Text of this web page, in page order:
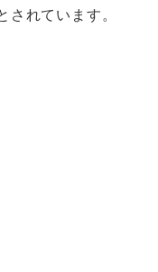
れています。